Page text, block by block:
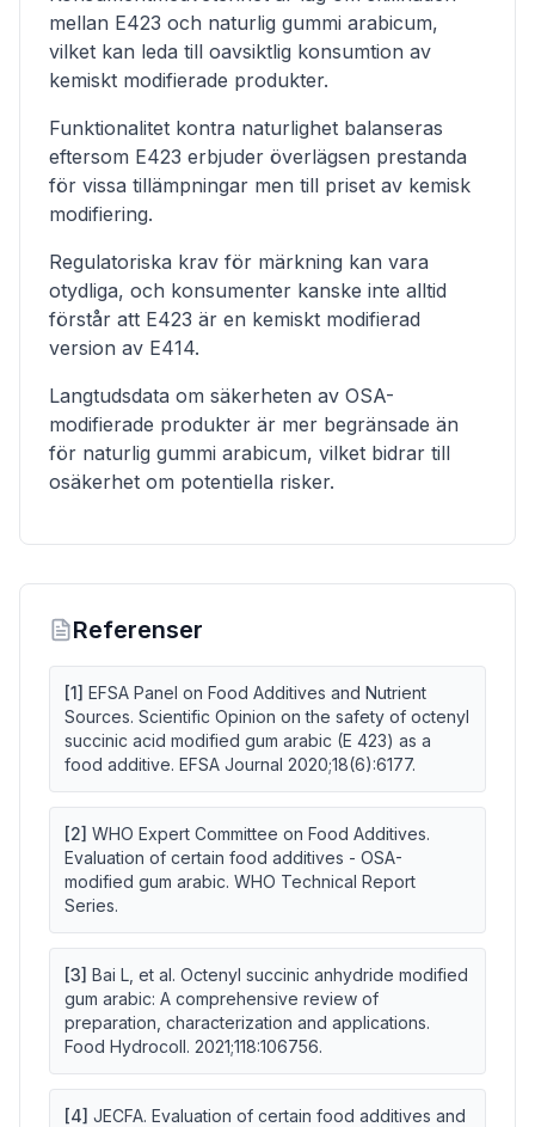
mellan E423 och naturlig gummi arabicum,
vilket kan leda till oavsiktlig konsumtion av
kemiskt modifierade produkter.
Funktionalitet kontra naturlighet balanseras
eftersom E423 erbjuder överlägsen prestanda
för vissa tillämpningar men till priset av kemisk
modifiering.
Regulatoriska krav för märkning kan vara
otydliga, och konsumenter kanske inte alltid
förstår att E423 är en kemiskt modifierad
version av E414.
Langtudsdata om säkerheten av OSA-
modifierade produkter är mer begränsade än
för naturlig gummi arabicum, vilket bidrar till
osäkerhet om potentiella risker.
Referenser
[1] EFSA Panel on Food Additives and Nutrient
Sources. Scientific Opinion on the safety of octenyl
succinic acid modified gum arabic (E 423) as a
food additive. EFSA Journal 2020;18(6):6177.
[2] WHO Expert Committee on Food Additives.
Evaluation of certain food additives - OSA-
modified gum arabic. WHO Technical Report
Series.
[3] Bai L, et al. Octenyl succinic anhydride modified
gum arabic: A comprehensive review of
preparation, characterization and applications.
Food Hydrocoll. 2021;118:106756.
[4] JECFA. Evaluation of certain food additives and